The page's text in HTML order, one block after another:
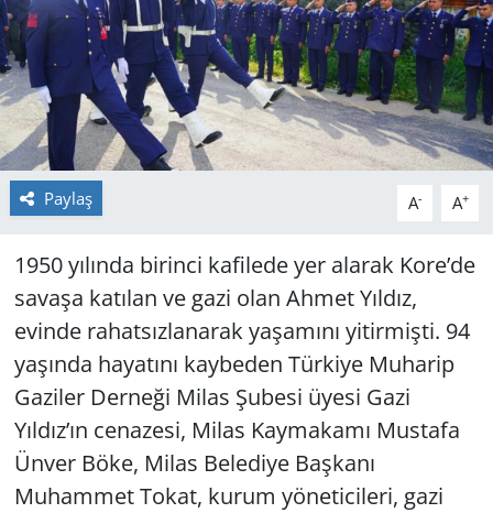
Paylaş A- A+
1950 yılında birinci kafilede yer alarak Kore’de
savaşa katılan ve gazi olan Ahmet Yıldız,
evinde rahatsızlanarak yaşamını yitirmişti. 94
yaşında hayatını kaybeden Türkiye Muharip
Gaziler Derneği Milas Şubesi üyesi Gazi
Yıldız’ın cenazesi, Milas Kaymakamı Mustafa
Ünver Böke, Milas Belediye Başkanı
Muhammet Tokat, kurum yöneticileri, gazi
HABERDE İNSAN
KÜLTÜR SANAT
MAGAZİN
POLİTİKA
SAĞLIK
SİYASET
Yerel